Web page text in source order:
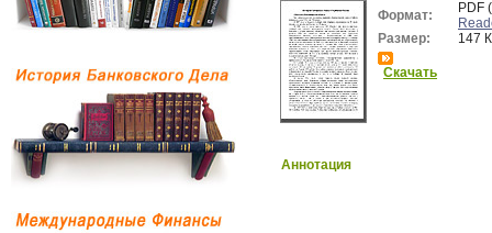
Формат:
PDF
Размер:
147
Скачать
Аннотация